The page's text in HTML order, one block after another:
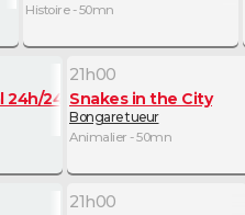
Histoire - 50mn
24h/24
21h00
Snakes in the City
Bongare tueur
Animalier - 50mn
21h00